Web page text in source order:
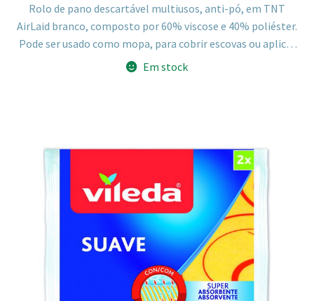
Rolo de pano descartável multiusos, anti-pó, em TNT
AirLaid branco, composto por 60% viscose e 40% poliéster.
Pode ser usado como mopa, para cobrir escovas ou aplicar
produtos líquidos de limpeza.
Em stock